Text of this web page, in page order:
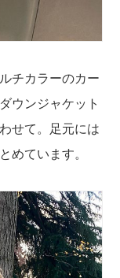
チカラーのカー
ウンジャケット
せて。足元には
めています。